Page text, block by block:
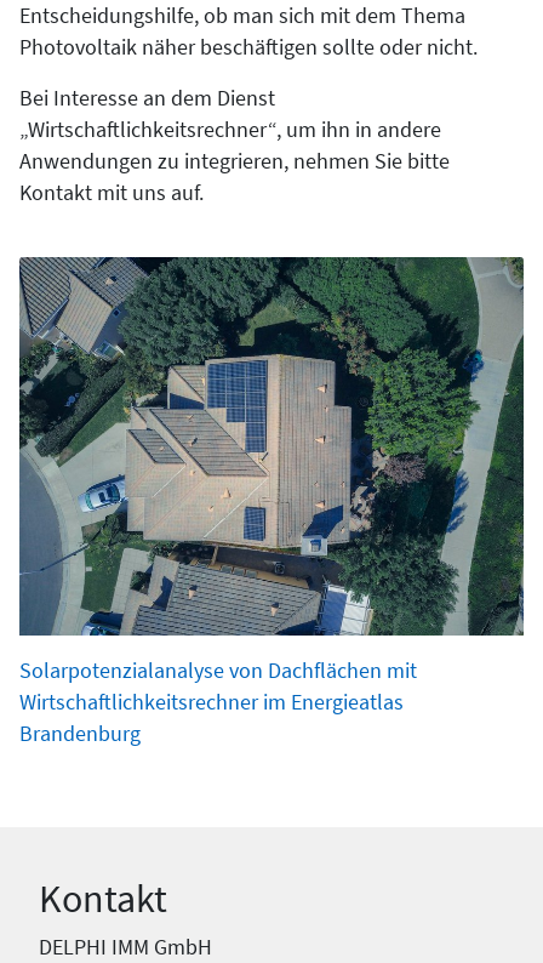
Entscheidungshilfe, ob man sich mit dem Thema
Photovoltaik näher beschäftigen sollte oder nicht.
Bei Interesse an dem Dienst
„Wirtschaftlichkeitsrechner“, um ihn in andere
Anwendungen zu integrieren, nehmen Sie bitte
Kontakt mit uns auf.
Solarpotenzialanalyse von Dachflächen mit
Wirtschaftlichkeitsrechner im Energieatlas
Brandenburg
Kontakt
DELPHI IMM GmbH